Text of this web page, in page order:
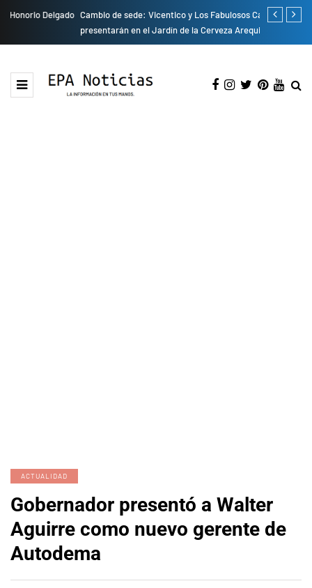
Cambio de sede: Vicentico y Los Fabulosos Cadillacs se
presentarán en el Jardín de la Cerveza Arequipeña
Empresas
ACTUALIDAD
Gobernador presentó a Walter
Aguirre como nuevo gerente de
Autodema